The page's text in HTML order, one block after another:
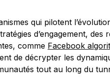
qui pilotent
d’engagement, des
comme Facebook
de décrypter les
tout au long du